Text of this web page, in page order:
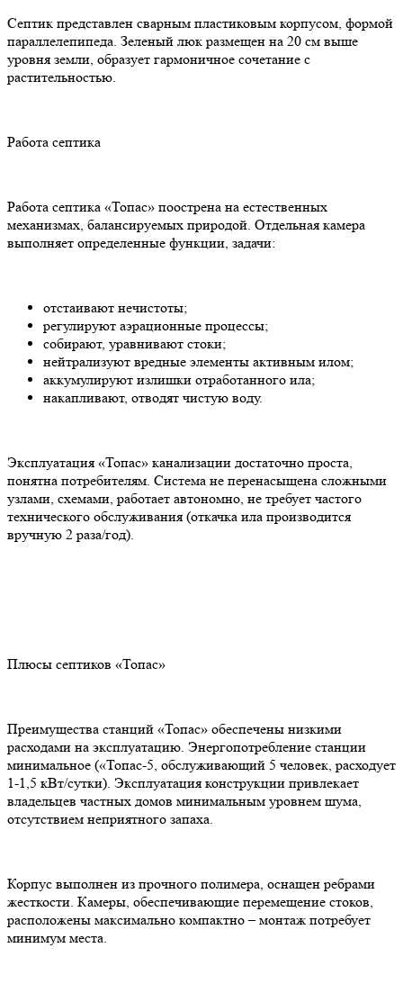
Септик представлен сварным пластиковым корпусом, формой
параллелепипеда. Зеленый люк размещен на 20 см выше
уровня земли, образует гармоничное сочетание с
растительностью.
Работа септика
Работа септика «Топас» поострена на естественных
механизмах, балансируемых природой. Отдельная камера
выполняет определенные функции, задачи:
отстаивают нечистоты;
регулируют аэрационные процессы;
собирают, уравнивают стоки;
нейтрализуют вредные элементы активным илом;
аккумулируют излишки отработанного ила;
накапливают, отводят чистую воду.
Эксплуатация «Топас» канализации достаточно проста,
понятна потребителям. Система не перенасыщена сложными
узлами, схемами, работает автономно, не требует частого
технического обслуживания (откачка ила производится
вручную 2 раза/год).
Плюсы септиков «Топас»
Преимущества станций «Топас» обеспечены низкими
расходами на эксплуатацию. Энергопотребление станции
минимальное («Топас-5, обслуживающий 5 человек, расходует
1-1,5 кВт/сутки). Эксплуатация конструкции привлекает
владельцев частных домов минимальным уровнем шума,
отсутствием неприятного запаха.
Корпус выполнен из прочного полимера, оснащен ребрами
жесткости. Камеры, обеспечивающие перемещение стоков,
расположены максимально компактно – монтаж потребует
минимум места.